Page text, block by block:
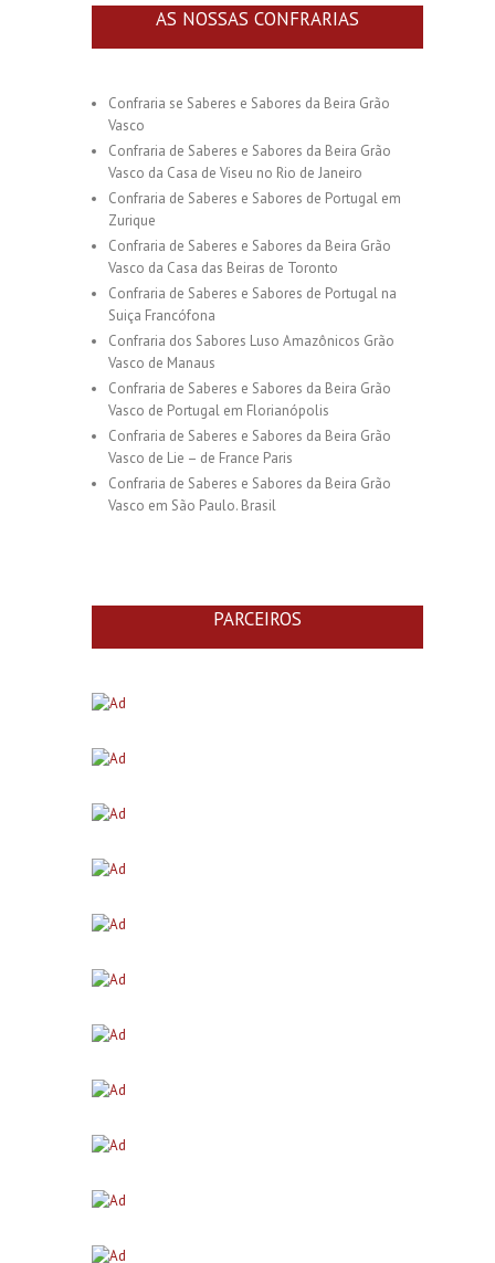
AS NOSSAS CONFRARIAS
Confraria se Saberes e Sabores da Beira Grão
Vasco
Confraria de Saberes e Sabores da Beira Grão
Vasco da Casa de Viseu no Rio de Janeiro
Confraria de Saberes e Sabores de Portugal em
Zurique
Confraria de Saberes e Sabores da Beira Grão
Vasco da Casa das Beiras de Toronto
Confraria de Saberes e Sabores de Portugal na
Suiça Francófona
Confraria dos Sabores Luso Amazônicos Grão
Vasco de Manaus
Confraria de Saberes e Sabores da Beira Grão
Vasco de Portugal em Florianópolis
Confraria de Saberes e Sabores da Beira Grão
Vasco de Lie – de France Paris
Confraria de Saberes e Sabores da Beira Grão
Vasco em São Paulo. Brasil
PARCEIROS